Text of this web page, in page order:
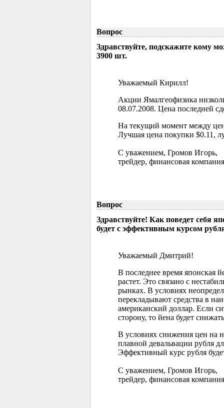
Вопрос
Здравствуйте, подскажите кому
3900 шт.
Уважаемый Кирилл!
Акции Ямалгеофизика
08.07.2008. Цена последней
На текущий момент между
Лучшая цена покупки $0.11,
С уважением, Громов Игорь,
трейдер, финансовая
Вопрос
Здравствуйте! Как поведет себя
будет с эффективным курсом
Уважаемый Дмитрий!
В последнее время
растет. Это связано с
рынках. В условиях
перекладывают средства в
американский доллар. Если
сторону, то йена будет
В условиях снижения цен на
плавной девальвации рубля
Эффективный курс рубля
С уважением, Громов Игорь,
трейдер, финансовая